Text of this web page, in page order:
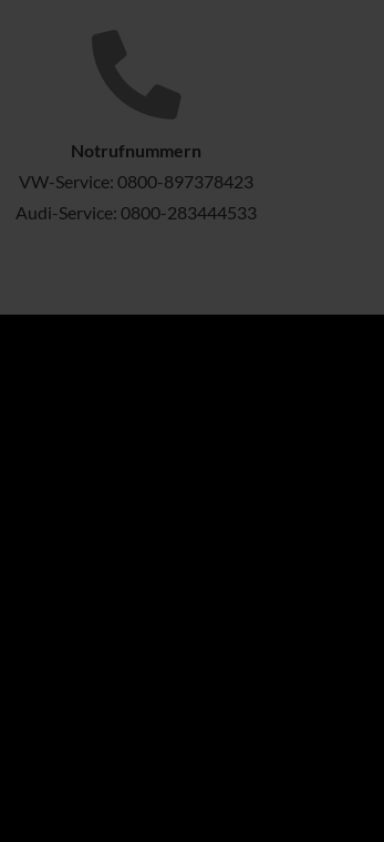
Notrufnummern
VW-Service: 0800-897378423
Audi-Service: 0800-283444533